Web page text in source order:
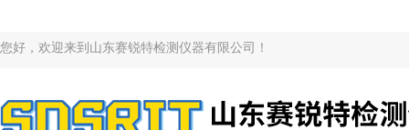
您好，欢迎来到山东赛锐特检测仪器有限公司！